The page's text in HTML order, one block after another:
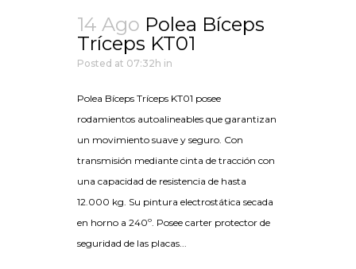
14 Ago Polea Bíceps
Tríceps KT01
Posted at 07:32h in
Polea Bíceps Tríceps KT01 posee
rodamientos autoalineables que garantizan
un movimiento suave y seguro. Con
transmisión mediante cinta de tracción con
una capacidad de resistencia de hasta
12.000 kg. Su pintura electrostática secada
en horno a 240º. Posee carter protector de
seguridad de las placas...